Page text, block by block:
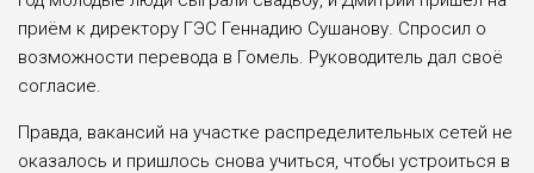
приём к директору ГЭС Геннадию Сушанову. Спросил о
возможности перевода в Гомель. Руководитель дал своё
согласие.
Правда, вакансий на участке распределительных сетей не
оказалось и пришлось снова учиться, чтобы устроиться в